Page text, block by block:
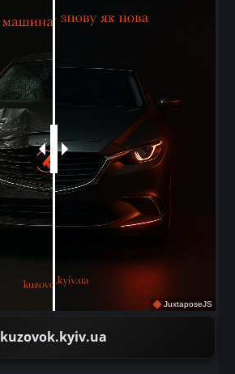
JuxtaposeJS
kuzovok.kyiv.ua